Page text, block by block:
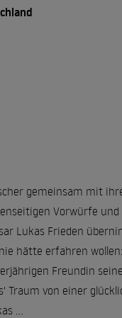
gemeinsam mit
Vorwürfe
Lukas Frieden
hätte erfahren
Freundin
von einer
...